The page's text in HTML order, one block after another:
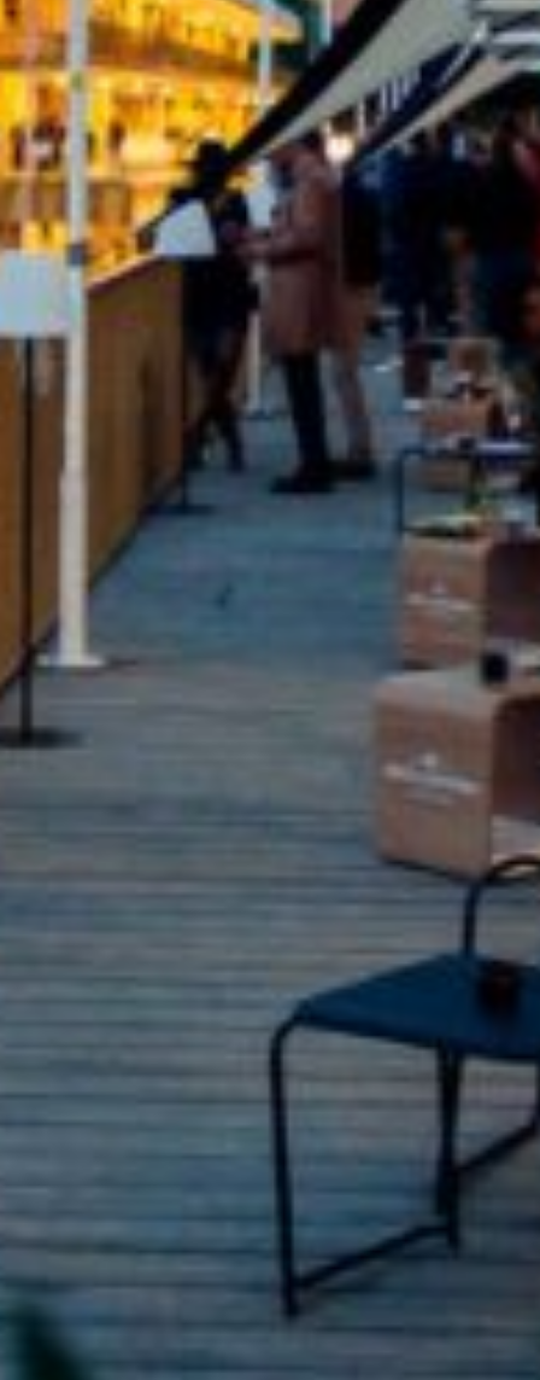
ENTRE AMIS
ENTRE AMIS
POUR LE SPORT
POUR LE SPORT
POUR FAIRE LA FÊTE
POUR FAIRE LA FÊTE
EN COUPLE
EN COUPLE
EVÉNEMENTS D'ENTREPRISE
EVÉNEMENTS D'ENTREPRISE
INFORMATIONS PRATIQUES
RESTAURATION
DRESS CODE